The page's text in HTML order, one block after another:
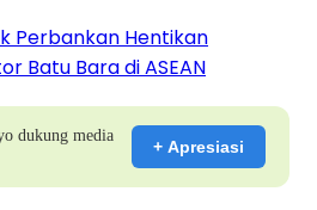
Perbankan Hentikan
Batu Bara di ASEAN
dukung media
+ Apresiasi